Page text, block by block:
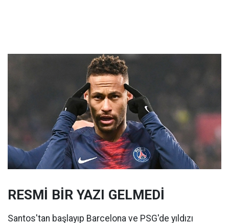
RESMİ BİR YAZI GELMEDİ
Santos'tan başlayıp Barcelona ve PSG'de yıldızı